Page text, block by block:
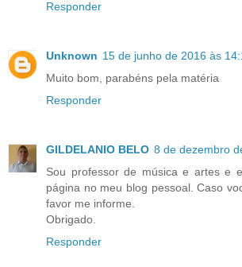
Responder
Unknown 15 de junho de 2016 às
Muito bom, parabéns pela matéria
Responder
GILDELANIO BELO 8 de dezembro
Sou professor de música e artes e
página no meu blog pessoal. Caso
favor me informe.
Obrigado.
Responder